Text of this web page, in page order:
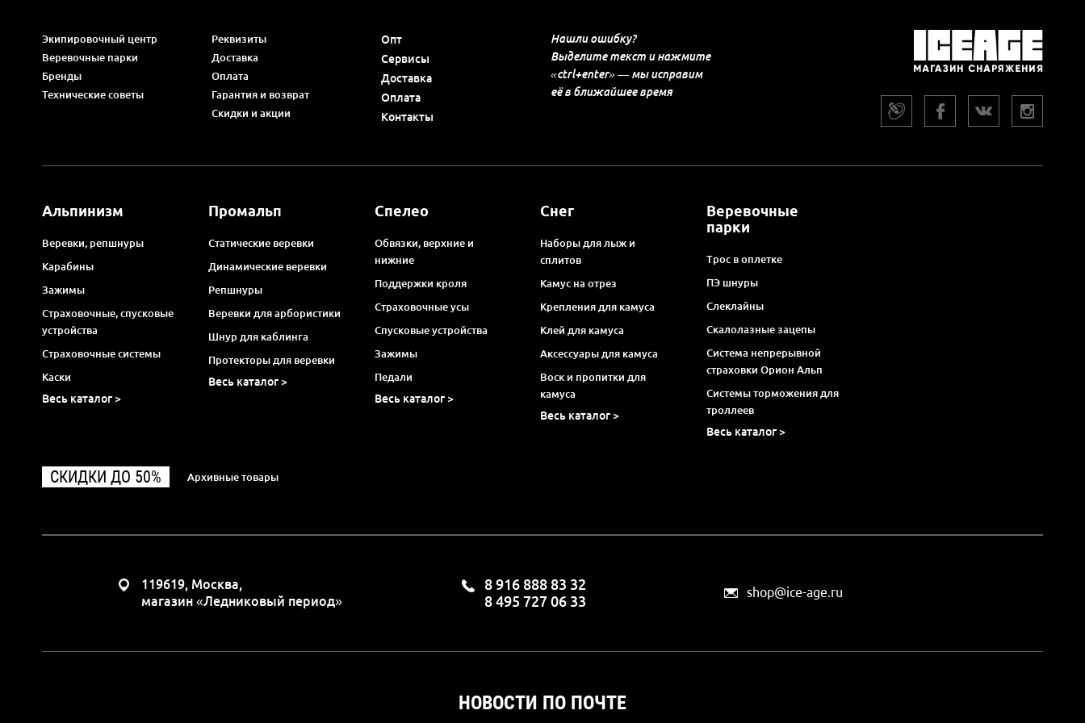
Экипировочный центр
Веревочные парки
Бренды
Технические советы
Реквизиты
Доставка
Оплата
Гарантия и возврат
Скидки и акции
Опт
Сервисы
Доставка
Оплата
Контакты
Нашли ошибку?
Выделите текст и нажмите
«ctrl+enter» — мы исправим
её в ближайшее время
Альпинизм
Веревки, репшнуры
Карабины
Зажимы
Страховочные, спусковые
устройства
Страховочные системы
Каски
Весь каталог >
Промальп
Статические веревки
Динамические веревки
Репшнуры
Веревки для арбористики
Шнур для каблинга
Протекторы для веревки
Весь каталог >
Спелео
Обвязки, верхние и
нижние
Поддержки кроля
Страховочные усы
Спусковые устройства
Зажимы
Педали
Весь каталог >
Снег
Наборы для лыж и
сплитов
Камус на отрез
Крепления для камуса
Клей для камуса
Аксессуары для камуса
Воск и пропитки для
камуса
Весь каталог >
Веревочные
парки
Трос в оплетке
ПЭ шнуры
Слеклайны
Скалолазные зацепы
Система непрерывной
страховки Орион Альп
Системы торможения для
троллеев
Весь каталог >
СКИДКИ ДО 50% Архивные товары
119619, Москва,
магазин «Ледниковый период»
8 916 888 83 32
8 495 727 06 33
shop@ice-age.ru
НОВОСТИ ПО ПОЧТЕ